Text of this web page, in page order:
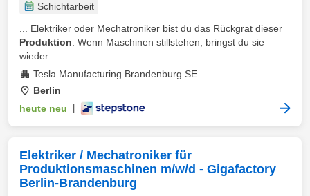
Schichtarbeit
... Elektriker oder Mechatroniker bist du das Rückgrat dieser
Produktion . Wenn Maschinen stillstehen, bringst du sie
wieder ...
Tesla Manufacturing Brandenburg SE
Berlin
heute neu
Elektriker / Mechatroniker für
Produktionsmaschinen m/w/d - Gigafactory
Berlin-Brandenburg